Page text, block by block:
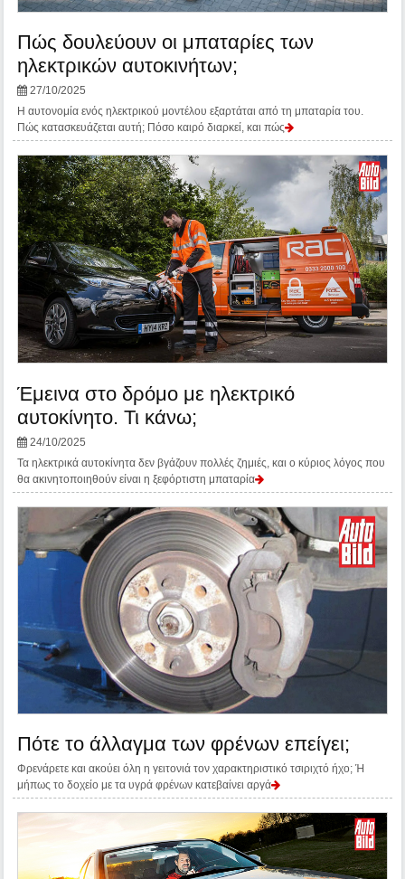
Πώς δουλεύουν οι μπαταρίες των
ηλεκτρικών αυτοκινήτων;
27/10/2025
Η αυτονομία ενός ηλεκτρικού μοντέλου εξαρτάται από τη μπαταρία του.
Πώς κατασκευάζεται αυτή; Πόσο καιρό διαρκεί, και πώς
Έμεινα στο δρόμο με ηλεκτρικό
αυτοκίνητο. Τι κάνω;
24/10/2025
Τα ηλεκτρικά αυτοκίνητα δεν βγάζουν πολλές ζημιές, και ο κύριος λόγος που
θα ακινητοποιηθούν είναι η ξεφόρτιστη μπαταρία
Πότε το άλλαγμα των φρένων επείγει;
Φρενάρετε και ακούει όλη η γειτονιά τον χαρακτηριστικό τσιριχτό ήχο; Ή
μήπως το δοχείο με τα υγρά φρένων κατεβαίνει αργά